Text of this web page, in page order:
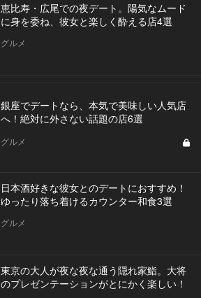
恵比寿・広尾での夜デート。陽気なムード
に身を委ね、彼女と楽しく酔える店4選
グルメ
銀座でデートなら、本気で美味しい人気店
へ！絶対に外さない話題の店6選
グルメ
日本酒好きな彼女とのデートにおすすめ！
ゆったり落ち着けるカウンター和食3選
グルメ
東京の大人が夜な夜な通う隠れ家鮨。大将
のプレゼンテーションがとにかく楽しい！